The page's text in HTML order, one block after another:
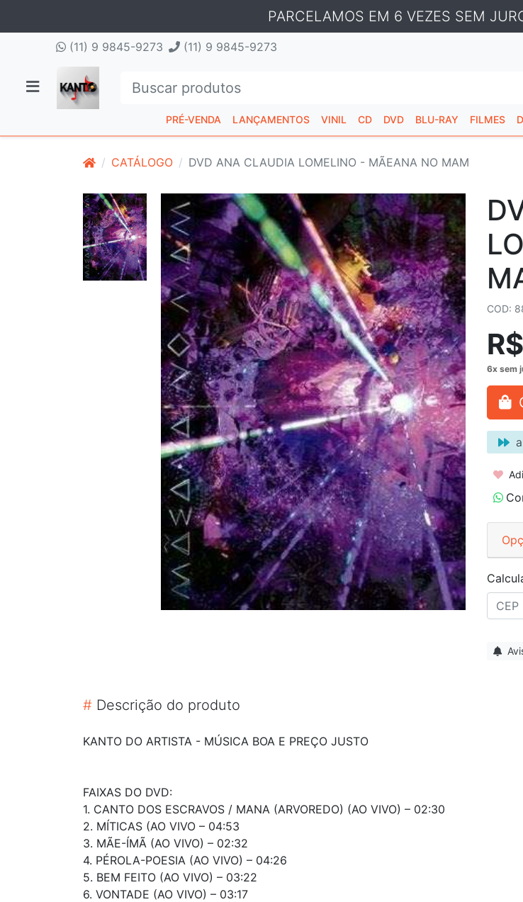
PARCELAMOS EM 6 VEZES SEM
(11) 9 9845-9273 (11) 9 9845-9273
PRÉ-VENDA LANÇAMENTOS VINIL CD DVD BLU-RAY FILMES
CATÁLOGO DVD ANA CLAUDIA LOMELINO - MÃEANA NO MAM
COD:
# Descrição do produto
KANTO DO ARTISTA - MÚSICA BOA E PREÇO JUSTO
FAIXAS DO DVD:
1. CANTO DOS ESCRAVOS / MANA (ARVOREDO) (AO VIVO) – 02:30
2. MÍTICAS (AO VIVO – 04:53
3. MÃE-ÍMÃ (AO VIVO) – 02:32
4. PÉROLA-POESIA (AO VIVO) – 04:26
5. BEM FEITO (AO VIVO) – 03:22
6. VONTADE (AO VIVO) – 03:17